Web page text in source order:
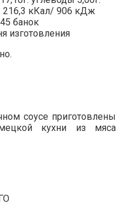
216,3 кКал/ 906 кДж
банок
изготовления
соусе приготовлены
кухни из мяса